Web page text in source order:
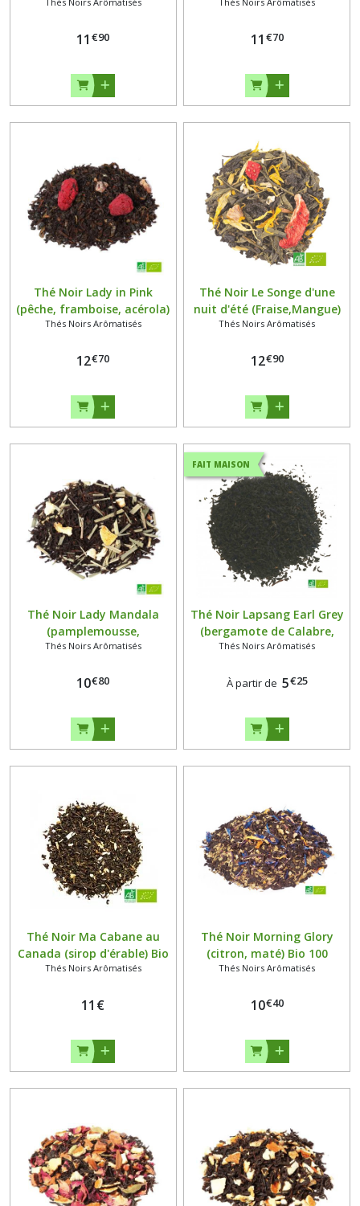
grammes
11 €90
grammes
11 €70
Thé Noir Lady in Pink
(pêche, framboise, acérola)
Bio 100 grammes
Thés Noirs Arômatisés
12€70
Thé Noir Le Songe d'une
nuit d'été (Fraise,Mangue)
Bio 100 grammes
Thés Noirs Arômatisés
12€90
Thé Noir Lady Mandala
(pamplemousse,
mandarine) Bio 100
Thés Noirs Arômatisés
10€80
FAIT MAISON
Thé Noir Lapsang Earl Grey
(bergamote de Calabre,
fumé) Bio
Thés Noirs Arômatisés
À partir de 5€25
Thé Noir Ma Cabane au
Canada (sirop d'érable) Bio
100 grammes
Thés Noirs Arômatisés
11 €
Thé Noir Morning Glory
(citron, maté) Bio 100
grammes
Thés Noirs Arômatisés
10€40